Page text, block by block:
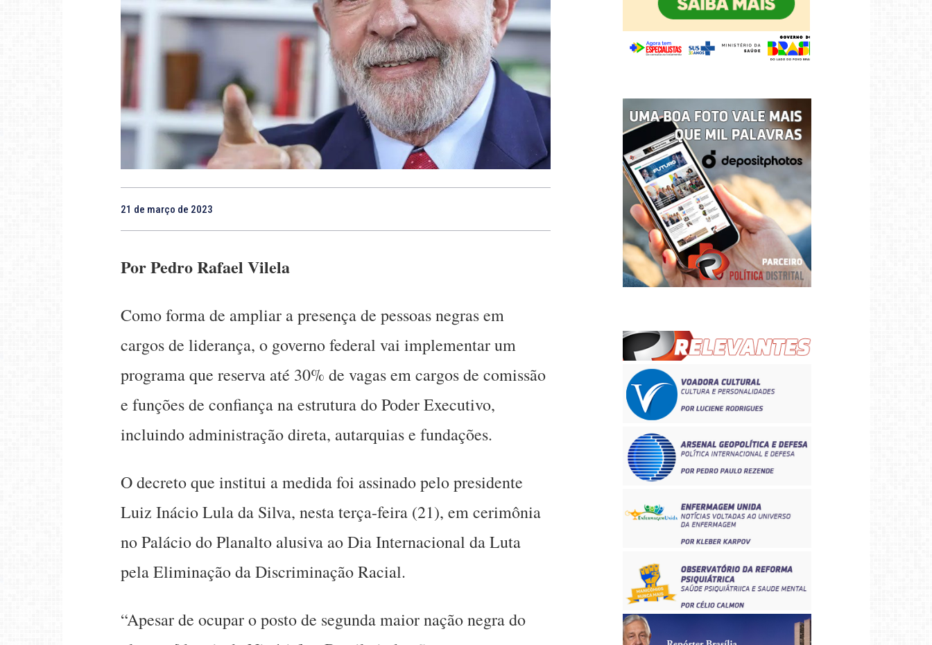
21 de março de 2023
Por Pedro Rafael Vilela
Como forma de ampliar a presença de pessoas negras em
cargos de liderança, o governo federal vai implementar um
programa que reserva até 30% de vagas em cargos de comissão
e funções de confiança na estrutura do Poder Executivo,
incluindo administração direta, autarquias e fundações.
O decreto que institui a medida foi assinado pelo presidente
Luiz Inácio Lula da Silva, nesta terça-feira (21), em cerimônia
no Palácio do Planalto alusiva ao Dia Internacional da Luta
pela Eliminação da Discriminação Racial.
“Apesar de ocupar o posto de segunda maior nação negra do